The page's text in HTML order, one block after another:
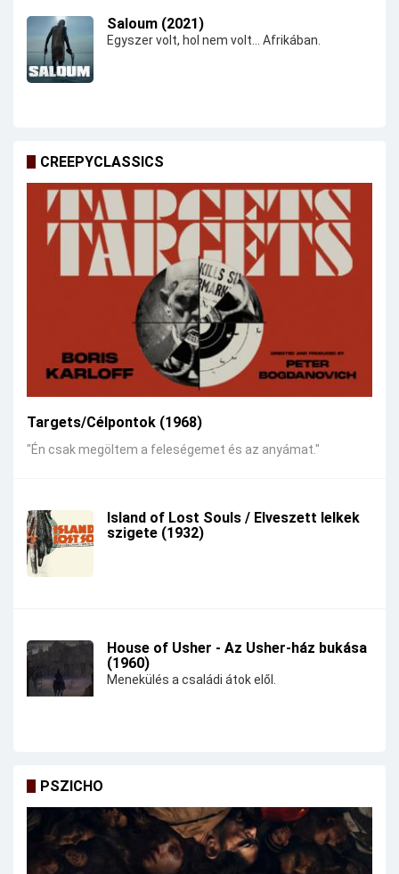
Saloum (2021)
Egyszer volt, hol nem volt... Afrikában.
CREEPYCLASSICS
Targets/Célpontok (1968)
"Én csak megöltem a feleségemet és az anyámat."
Island of Lost Souls / Elveszett lelkek
szigete (1932)
House of Usher - Az Usher-ház bukása
(1960)
Menekülés a családi átok elől.
PSZICHO